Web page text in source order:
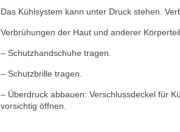
Das Kühlsystem kann unter Druck stehen.
Verbrühungen der Haut und anderer
– Schutzhandschuhe tragen.
– Schutzbrille tragen.
– Überdruck abbauen: Verschlussdeckel für
vorsichtig öffnen.